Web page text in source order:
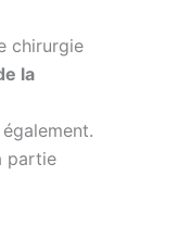
chirurgie
la
partie